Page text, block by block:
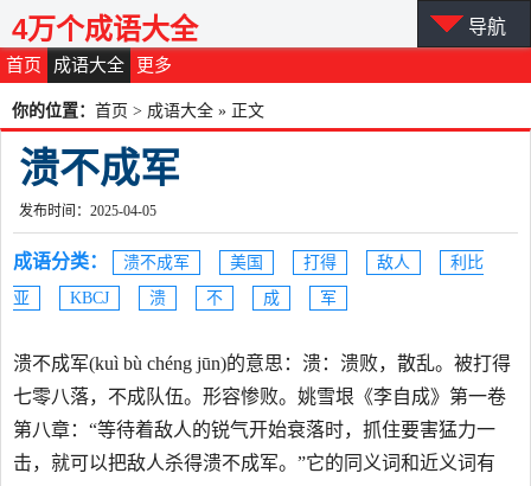
首页 成语大全 更多
4万个成语大全 导航
你的位置： 首页 > 成语大全 » 正文
溃不成军
发布时间：2025-04-05
成语分类： 溃不成军 美国 打得 敌人
利比
亚
KBCJ 溃 不 成 军
溃不成军(kuì bù chéng jūn)的意思：溃：溃败，散乱。被打得
七零八落，不成队伍。形容惨败。姚雪垠《李自成》第一卷
第八章：“等待着敌人的锐气开始衰落时，抓住要害猛力一
击，就可以把敌人杀得溃不成军。”它的同义词和近义词有